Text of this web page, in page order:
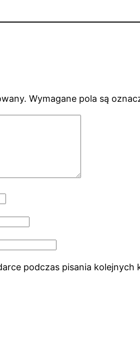
Wymagane pola są
podczas pisania kolejnych